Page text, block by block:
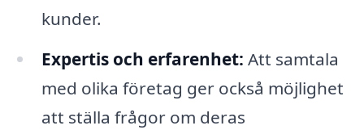
kunder.
Expertis och erfarenhet: Att samtala
med olika företag ger också möjlighet
att ställa frågor om deras